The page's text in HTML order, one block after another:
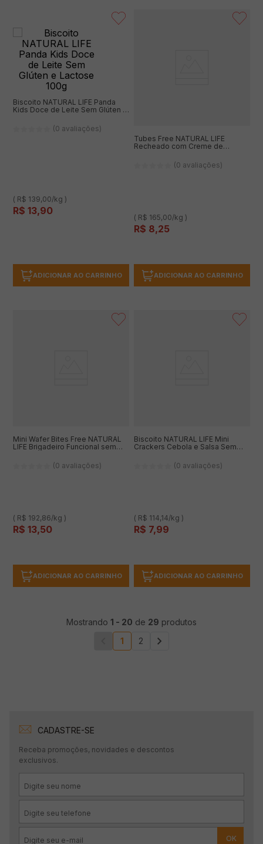
Biscoito NATURAL LIFE Panda
Kids Doce de Leite Sem Glúten e
(0 avaliações)
( R$ 139,00/kg )
R$ 13,90
ADICIONAR AO CARRINHO
Tubes Free NATURAL LIFE
Recheado com Creme de
Lactose 50g(0 avaliações)
( R$ 165,00/kg )
R$ 8,25
ADICIONAR AO CARRINHO
Mini Wafer Bites Free NATURAL
LIFE Brigadeiro Funcional sem
(0 avaliações)
( R$ 192,86/kg )
R$ 13,50
ADICIONAR AO CARRINHO
Biscoito NATURAL LIFE Mini
Crackers Cebola e Salsa Sem
(0 avaliações)
( R$ 114,14/kg )
R$ 7,99
ADICIONAR AO CARRINHO
Mostrando 1 - 20 de 29 produtos
1
2
CADASTRE-SE
Receba promoções, novidades e descontos
exclusivos.
OK